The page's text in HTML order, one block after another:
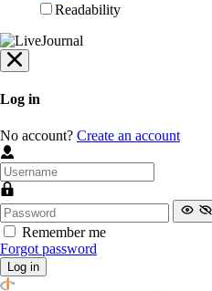
Readability
Log in
No account? Create an account
Remember me
Forgot password
Log in